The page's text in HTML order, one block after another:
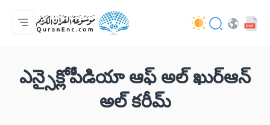
ప్రధాన పేజీ
అనువాదాల విషయసూచిక
Audio
డెవలపర్ల సేవలు - API
ప్రాజెక్ట్ గురించి
మమ్ముల్ని సంప్రదించండి
భాష
ఎన్సైక్లోపీడియా ఆఫ్ అల్ ఖుర్ఆన్
అల్ కరీమ్